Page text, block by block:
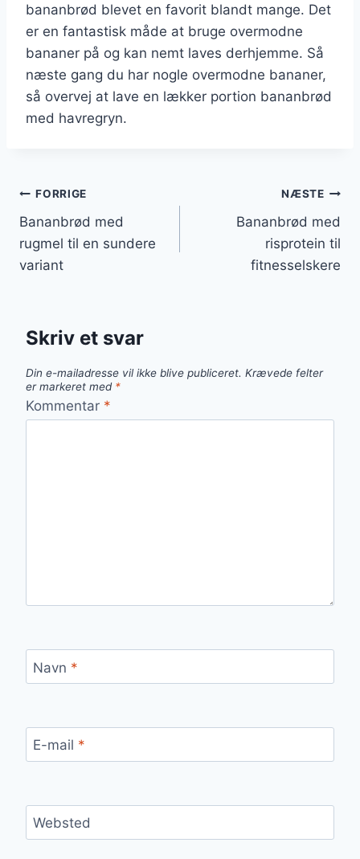
bananbrød blevet en favorit blandt mange. Det
er en fantastisk måde at bruge overmodne
bananer på og kan nemt laves derhjemme. Så
næste gang du har nogle overmodne bananer,
så overvej at lave en lækker portion bananbrød
med havregryn.
Indlægsnavigation
FORRIGE
Bananbrød med
rugmel til en sundere
variant
NÆSTE
Bananbrød med
risprotein til
fitnesselskere
Skriv et svar
Din e-mailadresse vil ikke blive publiceret. Krævede felter
er markeret med *
Kommentar *
Navn *
E-mail *
Websted